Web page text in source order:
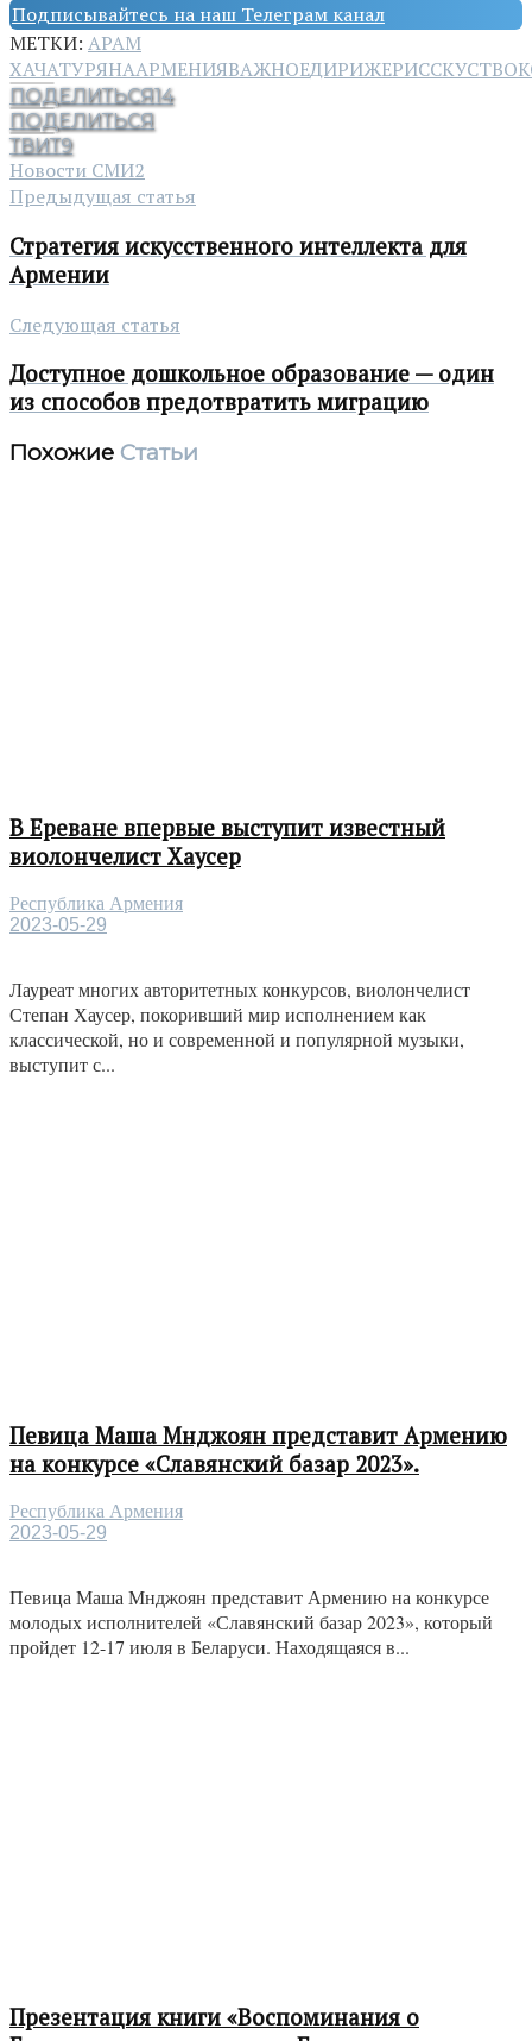
Подписывайтесь на наш Телеграм канал
МЕТКИ: АРАМ
ХАЧАТУРЯНААРМЕНИЯВАЖНОЕДИРИЖЕРИССКУСТВО
ПОДЕЛИТЬСЯ14
ПОДЕЛИТЬСЯ
ТВИТ9
Новости СМИ2
Предыдущая статья
Стратегия искусственного интеллекта для
Армении
Следующая статья
Доступное дошкольное образование — один
из способов предотвратить миграцию
Похожие Статьи
В Ереване впервые выступит известный
виолончелист Хаусер
Республика Армения
2023-05-29
Лауреат многих авторитетных конкурсов, виолончелист
Степан Хаусер, покоривший мир исполнением как
классической, но и современной и популярной музыки,
выступит с...
Певица Маша Мнджоян представит Армению
на конкурсе «Славянский базар 2023».
Республика Армения
2023-05-29
Певица Маша Мнджоян представит Армению на конкурсе
молодых исполнителей «Славянский базар 2023», который
пройдет 12-17 июля в Беларуси. Находящаяся в...
Презентация книги «Воспоминания о